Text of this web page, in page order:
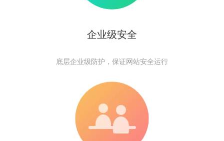
企业级安全
底层企业级防护，保证网站安全运行